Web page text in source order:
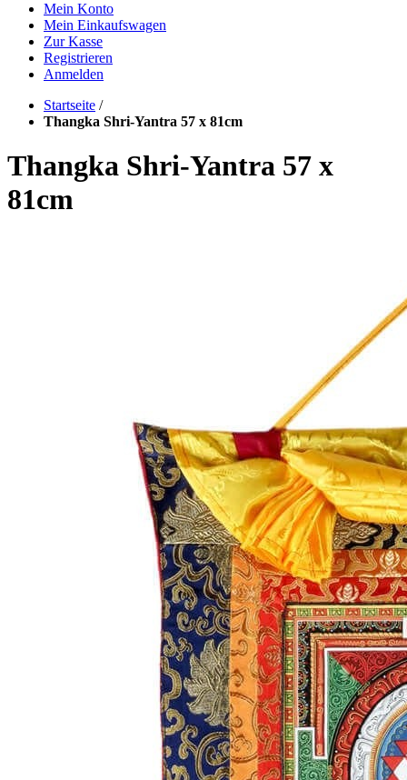
Mein Konto
Mein Einkaufswagen
Zur Kasse
Registrieren
Anmelden
Startseite /
Thangka Shri-Yantra 57 x 81cm
Thangka Shri-Yantra 57 x
81cm